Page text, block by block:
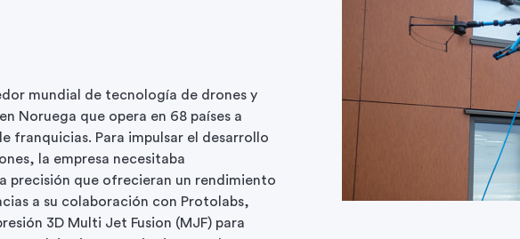
mundial de tecnología de drones y
Noruega que opera en 68 países a
franquicias. Para impulsar el desarrollo
la empresa necesitaba
precisión que ofrecieran un rendimiento
a su colaboración con Protolabs,
3D Multi Jet Fusion (MJF) para